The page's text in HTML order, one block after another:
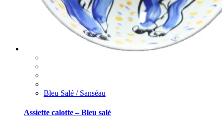
Bleu Salé / Sanséau
Assiette calotte – Bleu salé